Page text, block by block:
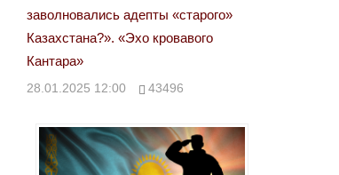
заволновались адепты «старого»
Казахстана?». «Эхо кровавого
Кантара»
28.01.2025 12:00 43496